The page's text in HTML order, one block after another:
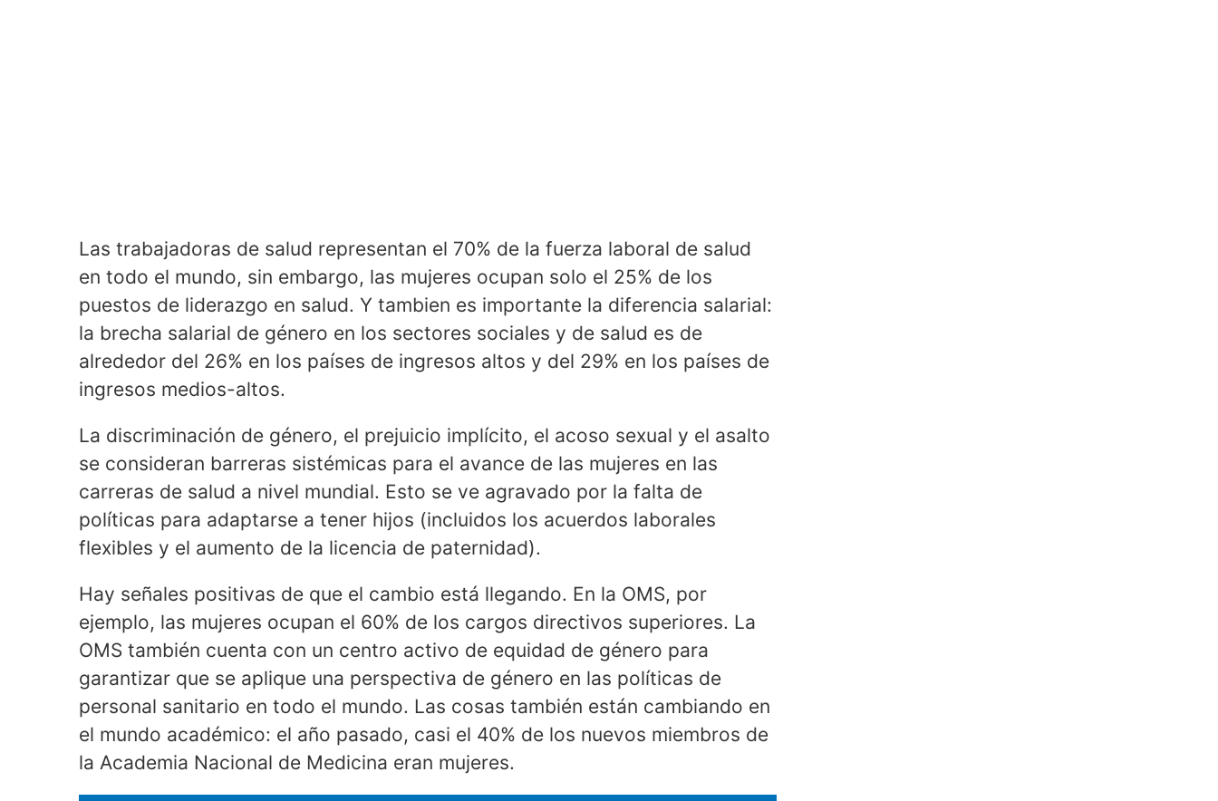
Las trabajadoras de salud representan el 70% de la fuerza laboral de salud
en todo el mundo, sin embargo, las mujeres ocupan solo el 25% de los
puestos de liderazgo en salud. Y tambien es importante la diferencia salarial:
la brecha salarial de género en los sectores sociales y de salud es de
alrededor del 26% en los países de ingresos altos y del 29% en los países de
ingresos medios-altos.
La discriminación de género, el prejuicio implícito, el acoso sexual y el asalto
se consideran barreras sistémicas para el avance de las mujeres en las
carreras de salud a nivel mundial. Esto se ve agravado por la falta de
políticas para adaptarse a tener hijos (incluidos los acuerdos laborales
flexibles y el aumento de la licencia de paternidad).
Hay señales positivas de que el cambio está llegando. En la OMS, por
ejemplo, las mujeres ocupan el 60% de los cargos directivos superiores. La
OMS también cuenta con un centro activo de equidad de género para
garantizar que se aplique una perspectiva de género en las políticas de
personal sanitario en todo el mundo. Las cosas también están cambiando en
el mundo académico: el año pasado, casi el 40% de los nuevos miembros de
la Academia Nacional de Medicina eran mujeres.